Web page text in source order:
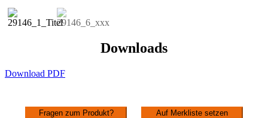
Downloads
Download PDF
Fragen zum Produkt? Auf Merkliste setzen